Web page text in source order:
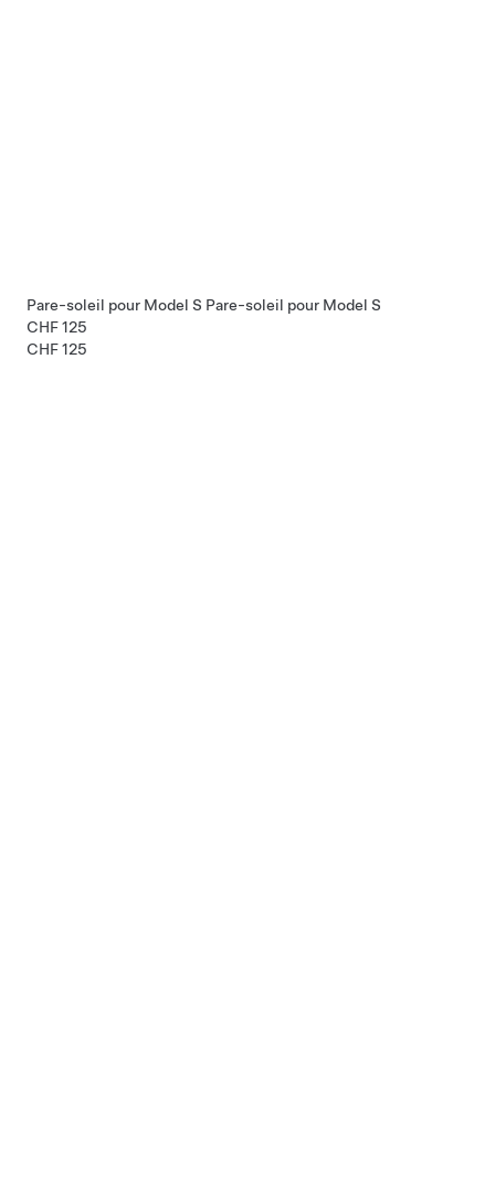
Pare-soleil pour Model S Pare-soleil pour Model S
CHF 125
CHF 125